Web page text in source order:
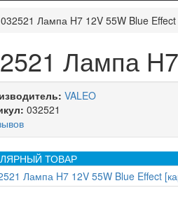
032521 Лампа H7 12V 55W Blue Effect
Лампа
VALEO
032521
ТОВАР